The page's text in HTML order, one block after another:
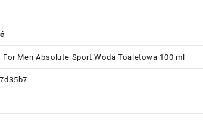
For Men Absolute Sport Woda Toaletowa 100 ml